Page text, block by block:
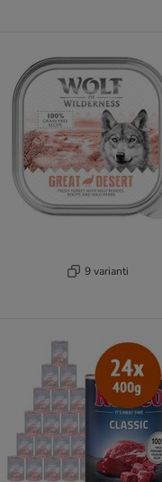
9 varianti